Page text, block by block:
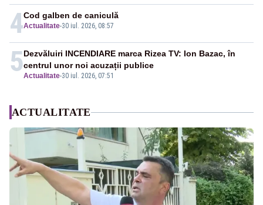
4Actualitate-30 iul. 2026, 08:57
Cod galben de caniculă
5Actualitate-30 iul. 2026, 07:51
Dezvăluiri INCENDIARE marca Rizea TV: Ion Bazac, în
centrul unor noi acuzații publice
ACTUALITATE